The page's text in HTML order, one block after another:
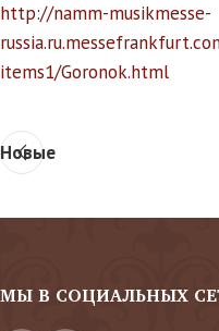
http://namm-musikmesse-
items1/Goronok.html
Новые
МЫ В СОЦИАЛЬНЫХ